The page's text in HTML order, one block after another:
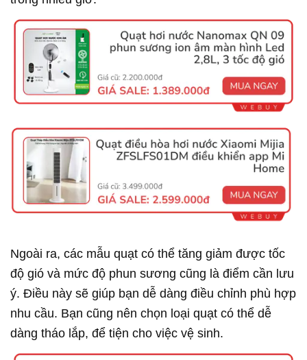
Ngoài ra, các mẫu quạt có thể tăng giảm được tốc
độ gió và mức độ phun sương cũng là điểm cần lưu
ý. Điều này sẽ giúp bạn dễ dàng điều chỉnh phù hợp
nhu cầu. Bạn cũng nên chọn loại quạt có thể dễ
dàng tháo lắp, để tiện cho việc vệ sinh.